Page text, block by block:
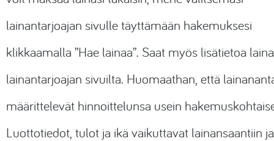
lainantarjoajan sivulle täyttämään hakemuksesi
klikkaamalla ”Hae lainaa”. Saat myös lisätietoa
lainantarjoajan sivuilta. Huomaathan, että
määrittelevät hinnoittelunsa usein
Luottotiedot, tulot ja ikä vaikuttavat lainansaantiin